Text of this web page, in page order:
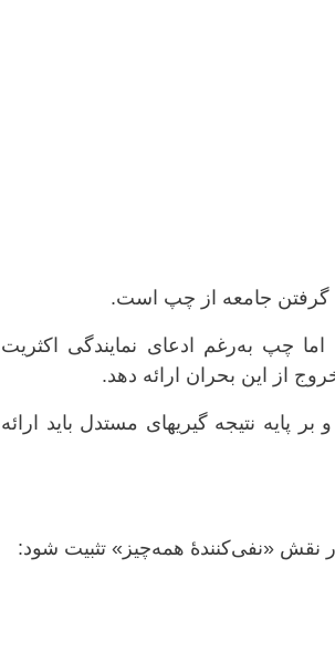
گرفتن جامعه از چپ است.
چپ به‌رغم ادعای نمایندگی اکثریت
از این بحران ارائه دهد.
پایه نتیجه گیریهای مستدل باید ارائه
نقش «نفی‌کنندهٔ همه‌چیز» تثبیت شود: